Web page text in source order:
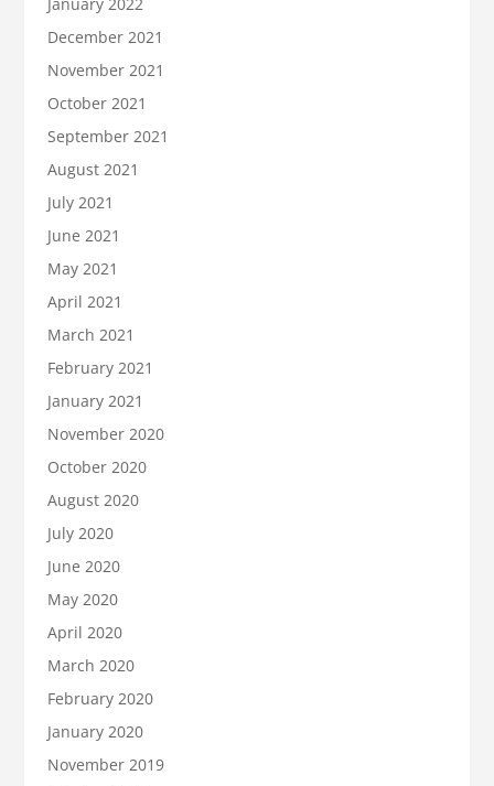
December 2021
November 2021
October 2021
September 2021
August 2021
July 2021
June 2021
May 2021
April 2021
March 2021
February 2021
January 2021
November 2020
October 2020
August 2020
July 2020
June 2020
May 2020
April 2020
March 2020
February 2020
January 2020
November 2019